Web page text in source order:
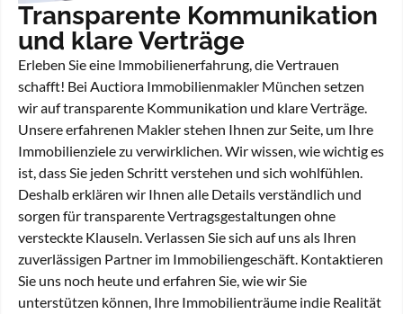
Transparente Kommunikation
und klare Verträge
Erleben Sie eine Immobilienerfahrung, die Vertrauen
schafft! Bei Auctiora Immobilienmakler München setzen
wir auf transparente Kommunikation und klare Verträge.
Unsere erfahrenen Makler stehen Ihnen zur Seite, um Ihre
Immobilienziele zu verwirklichen. Wir wissen, wie wichtig es
ist, dass Sie jeden Schritt verstehen und sich wohlfühlen.
Deshalb erklären wir Ihnen alle Details verständlich und
sorgen für transparente Vertragsgestaltungen ohne
versteckte Klauseln. Verlassen Sie sich auf uns als Ihren
zuverlässigen Partner im Immobiliengeschäft. Kontaktieren
Sie uns noch heute und erfahren Sie, wie wir Sie
unterstützen können, Ihre Immobilienträume indie Realität